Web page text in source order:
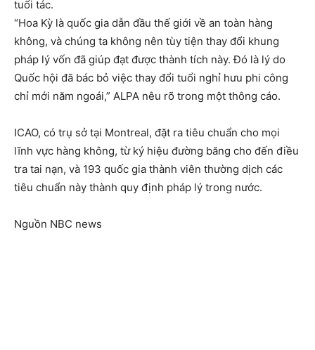
tuổi tác.
“Hoa Kỳ là quốc gia dẫn đầu thế giới về an toàn hàng
không, và chúng ta không nên tùy tiện thay đổi khung
pháp lý vốn đã giúp đạt được thành tích này. Đó là lý do
Quốc hội đã bác bỏ việc thay đổi tuổi nghỉ hưu phi công
chỉ mới năm ngoái,” ALPA nêu rõ trong một thông cáo.
ICAO, có trụ sở tại Montreal, đặt ra tiêu chuẩn cho mọi
lĩnh vực hàng không, từ ký hiệu đường băng cho đến điều
tra tai nạn, và 193 quốc gia thành viên thường dịch các
tiêu chuẩn này thành quy định pháp lý trong nước.
Nguồn NBC news